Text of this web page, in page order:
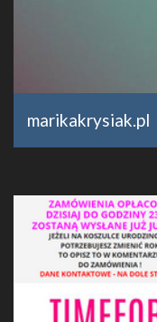
marikakrysiak.pl